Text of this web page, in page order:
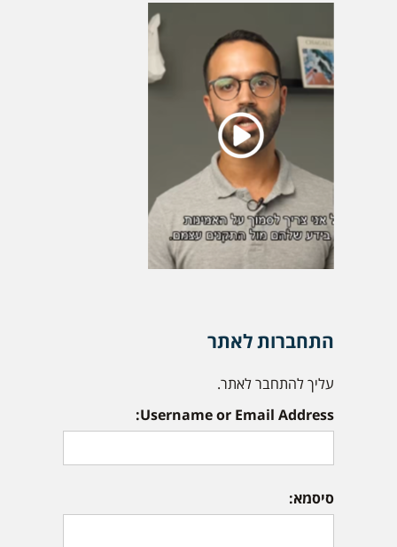
התחברות לאתר
עליך להתחבר לאתר.
Username or Email Address:
סיסמא: